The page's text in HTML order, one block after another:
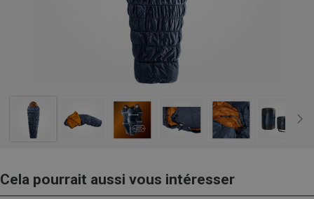
Cela pourrait aussi vous intéresser